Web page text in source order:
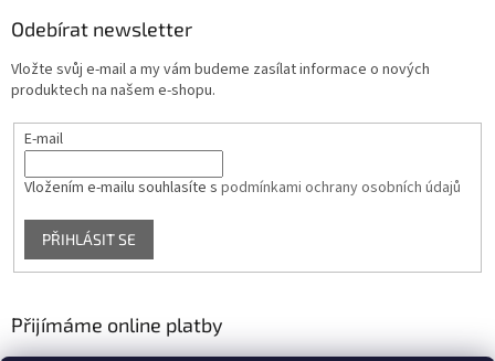
Odebírat newsletter
Vložte svůj e-mail a my vám budeme zasílat informace o nových
produktech na našem e-shopu.
E-mail
Vložením e-mailu souhlasíte s podmínkami ochrany osobních údajů
PŘIHLÁSIT SE
Přijímáme online platby